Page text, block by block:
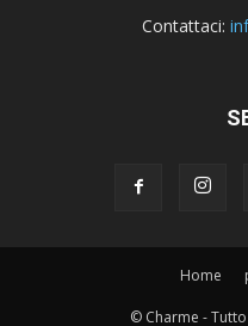
Contattaci:
Home
© Charme -